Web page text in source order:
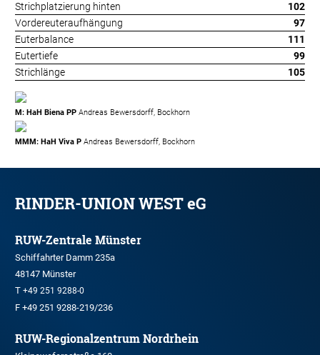
Strichplatzierung hinten
102
Vordereuteraufhängung
97
Euterbalance
111
Eutertiefe
99
Strichlänge
105
M: HaH Biena PP Andreas Bewersdorff, Bockhorn
MMM: HaH Viva P Andreas Bewersdorff, Bockhorn
RINDER-UNION WEST eG
RUW-Zentrale Münster
Schiffahrter Damm 235a
48147 Münster
T +49 251 9288-0
F +49 251 9288-219/236
RUW-Regionalzentrum Nordrhein